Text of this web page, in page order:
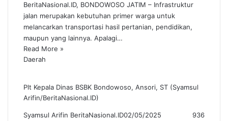
BeritaNasional.ID, BONDOWOSO JATIM – Infrastruktur
jalan merupakan kebutuhan primer warga untuk
melancarkan transportasi hasil pertanian, pendidikan,
maupun yang lainnya. Apalagi…
Read More »
Daerah
Plt Kepala Dinas BSBK Bondowoso, Ansori, ST (Syamsul
Arifin/BeritaNasional.ID)
Syamsul Arifin BeritaNasional.ID02/05/2025 936